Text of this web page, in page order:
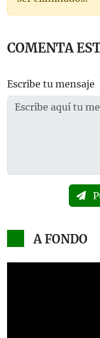
COMENTA
Escribe tu mensaje
A FONDO